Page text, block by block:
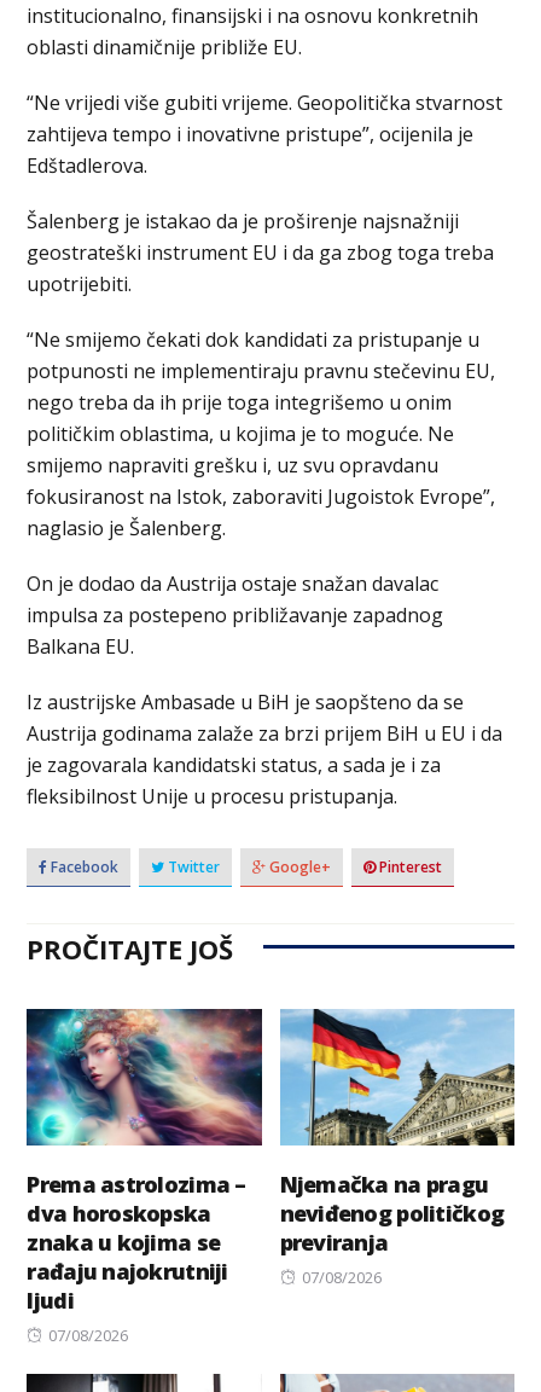
institucionalno, finansijski i na osnovu konkretnih
oblasti dinamičnije približe EU.
“Ne vrijedi više gubiti vrijeme. Geopolitička stvarnost
zahtijeva tempo i inovativne pristupe”, ocijenila je
Edštadlerova.
Šalenberg je istakao da je proširenje najsnažniji
geostrateški instrument EU i da ga zbog toga treba
upotrijebiti.
“Ne smijemo čekati dok kandidati za pristupanje u
potpunosti ne implementiraju pravnu stečevinu EU,
nego treba da ih prije toga integrišemo u onim
političkim oblastima, u kojima je to moguće. Ne
smijemo napraviti grešku i, uz svu opravdanu
fokusiranost na Istok, zaboraviti Jugoistok Evrope”,
naglasio je Šalenberg.
On je dodao da Austrija ostaje snažan davalac
impulsa za postepeno približavanje zapadnog
Balkana EU.
Iz austrijske Ambasade u BiH je saopšteno da se
Austrija godinama zalaže za brzi prijem BiH u EU i da
je zagovarala kandidatski status, a sada je i za
fleksibilnost Unije u procesu pristupanja.
Facebook Twitter Google+ Pinterest
PROČITAJTE JOŠ
Prema astrolozima –
dva horoskopska
znaka u kojima se
rađaju najokrutniji
ljudi
Posted
07/08/2026
Njemačka na pragu
neviđenog političkog
previranja
Posted
07/08/2026